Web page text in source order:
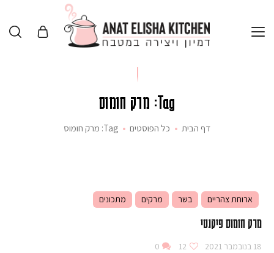
Tag: מרק חומוס
דף הבית כל הפוסטים Tag: מרק חומוס
ארוחת צהריים בשר מרקים מתכונים
מרק חומוס פיקנטי
18 בנובמבר 2021 12
0